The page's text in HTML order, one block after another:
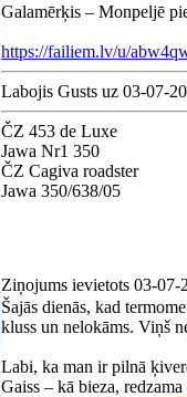
Galamērķis – Monpeljē
https://failiem.lv/u/
Labojis Gusts uz 03-07-
ČZ 453 de Luxe
Jawa Nr1 350
ČZ Cagiva roadster
Jawa 350/638/05
Ziņojums ievietots 03-07-
Šajās dienās, kad
kluss un nelokāms. Viņš
Labi, ka man ir pilnā
Gaiss – kā bieza,